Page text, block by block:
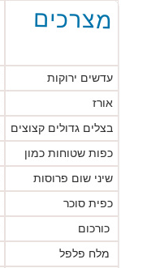
מצרכים
עדשים ירוקות
אורז
בצלים גדולים קצוצים
כפות שטוחות כמון
שיני שום פרוסות
כפית סוכר
כורכום
מלח פלפל